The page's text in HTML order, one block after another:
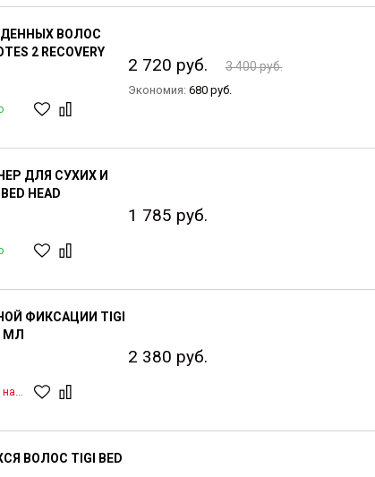
ВОЛОС
2 RECOVERY
2 720 руб. 3 400 руб.
Экономия: 680 руб.
ДЛЯ СУХИХ И
HEAD
1 785 руб.
ФИКСАЦИИ TIGI
МЛ
2 380 руб.
ВОЛОС TIGI BED